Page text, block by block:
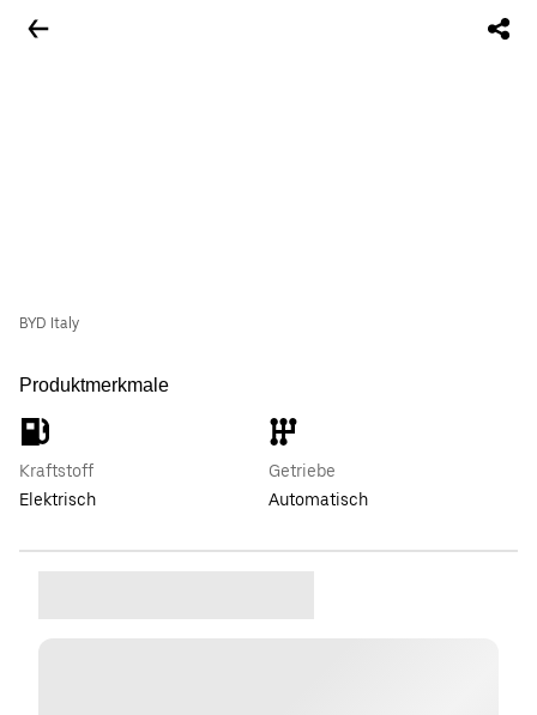
BYD Italy
Produktmerkmale
Kraftstoff
Elektrisch
Getriebe
Automatisch